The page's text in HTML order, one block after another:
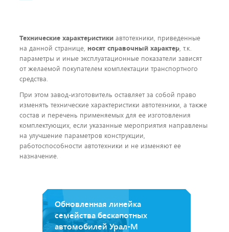
Технические характеристики автотехники, приведенные
на данной странице, носят справочный характер, т.к.
параметры и иные эксплуатационные показатели зависят
от желаемой покупателем комплектации транспортного
средства.
При этом завод-изготовитель оставляет за собой право
изменять технические характеристики автотехники, а также
состав и перечень применяемых для ее изготовления
комплектующих, если указанные мероприятия направлены
на улучшение параметров конструкции,
работоспособности автотехники и не изменяют ее
назначение.
Обновленная линейка
семейства бескапотных
автомобилей Урал-М